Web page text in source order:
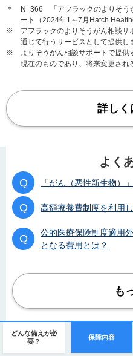
＊
N=366 「アフラックのよりそう
ート（2024年1～7月Hatch
※
アフラックのよりそうがん相談
通じて行うサービスとして提供し
※
よりそうがん相談サポートで提
現在のものであり、将来変更され
詳しく
よく
Q 「がん（悪性新生物）
Q 高額療養費制度を利用
Q
公的医療保険制度適用
となる費用とは？
も
どんな備えが必
要？
保障内容